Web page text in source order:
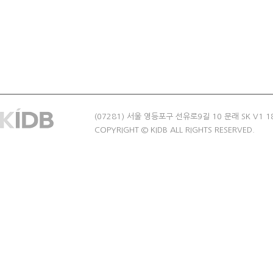
(07281) 서울 영등포구 선유로9길 10 문래 SK V1
COPYRIGHT © KIDB ALL RIGHTS RESERVED.